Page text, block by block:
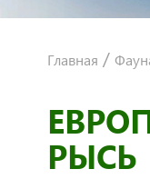
Главная /
РЫСЬ